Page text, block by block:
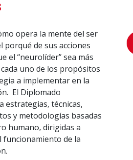
opera la mente del ser
porqué de sus acciones
el “neurolíder” sea más
uno de los propósitos
a implementar en la
El Diplomado
estrategias, técnicas,
y metodologías basadas
humano, dirigidas a
funcionamiento de la